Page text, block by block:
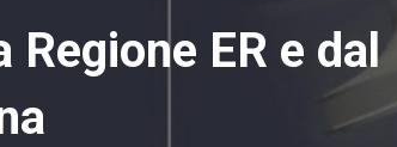
ER e dal